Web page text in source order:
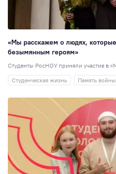
«Мы расскажем о людях,
безымянным героям»
Студенты РосНОУ приняли участие в
Студенческая жизнь
Память войны